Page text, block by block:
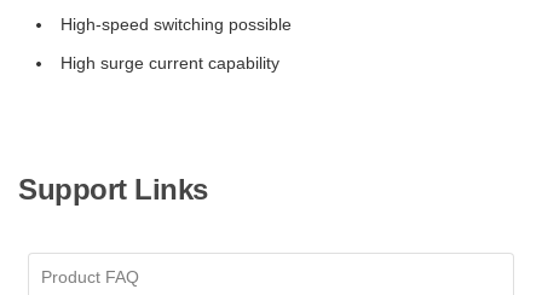
High-speed switching possible
High surge current capability
Support Links
Product FAQ